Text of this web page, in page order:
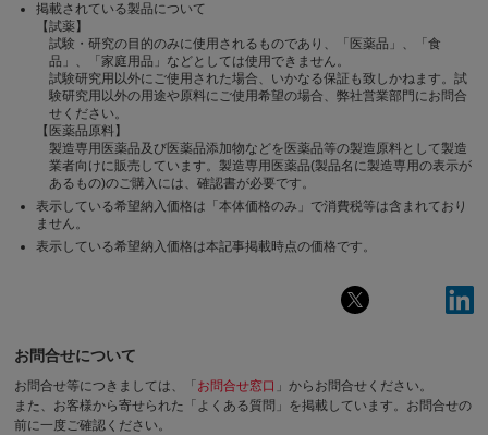
掲載されている製品について
【試薬】
試験・研究の目的のみに使用されるものであり、「医薬品」、「食
品」、「家庭用品」などとしては使用できません。
試験研究用以外にご使用された場合、いかなる保証も致しかねます。試
験研究用以外の用途や原料にご使用希望の場合、弊社営業部門にお問合
せください。
【医薬品原料】
製造専用医薬品及び医薬品添加物などを医薬品等の製造原料として製造
業者向けに販売しています。製造専用医薬品(製品名に製造専用の表示が
あるもの)のご購入には、確認書が必要です。
表示している希望納入価格は「本体価格のみ」で消費税等は含まれており
ません。
表示している希望納入価格は本記事掲載時点の価格です。
お問合せについて
お問合せ等につきましては、「 お問合せ窓口 」からお問合せください。
また、お客様から寄せられた「よくある質問」を掲載しています。お問合せの
前に一度ご確認ください。